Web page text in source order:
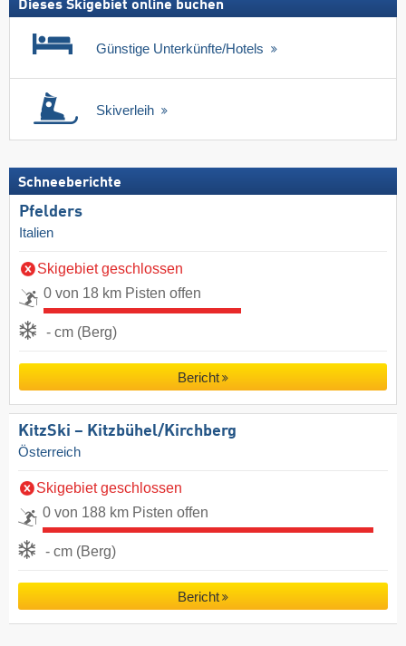
Dieses Skigebiet online buchen
Günstige Unterkünfte/Hotels
Skiverleih
Schneeberichte
Pfelders
Italien
Skigebiet geschlossen
0 von 18 km Pisten offen
- cm (Berg)
Bericht
KitzSki – Kitzbühel/​Kirchberg
Österreich
Skigebiet geschlossen
0 von 188 km Pisten offen
- cm (Berg)
Bericht